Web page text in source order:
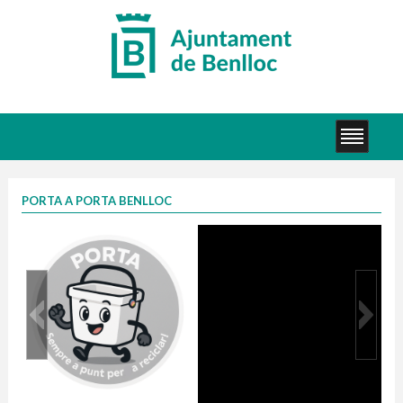
PORTA A PORTA BENLLOC